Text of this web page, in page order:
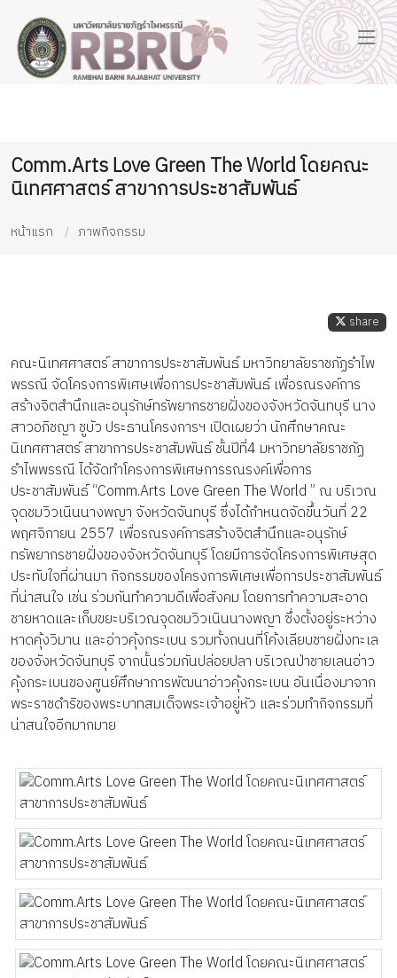
Comm.Arts Love Green The World โดยคณะ
นิเทศศาสตร์ สาขาการประชาสัมพันธ์
หน้าแรก ภาพกิจกรรม
share
คณะนิเทศศาสตร์ สาขาการประชาสัมพันธ์ มหาวิทยาลัยราชภัฏรำไพ
พรรณี จัดโครงการพิเศษเพื่อการประชาสัมพันธ์ เพื่อรณรงค์การ
สร้างจิตสำนึกและอนุรักษ์ทรัพยากรชายฝั่งของจังหวัดจันทบุรี นาง
สาวอภิชญา ชูบัว ประธานโครงการฯ เปิดเผยว่า นักศึกษาคณะ
นิเทศศาสตร์ สาขาการประชาสัมพันธ์ ชั้นปีที่4 มหาวิทยาลัยราชภัฏ
รำไพพรรณี ได้จัดทำโครงการพิเศษการรณรงค์เพื่อการ
ประชาสัมพันธ์ “Comm.Arts Love Green The World ” ณ บริเวณ
จุดชมวิวเนินนางพญา จังหวัดจันทบุรี ซึ่งได้กำหนดจัดขึ้นวันที่ 22
พฤศจิกายน 2557 เพื่อรณรงค์การสร้างจิตสำนึกและอนุรักษ์
ทรัพยากรชายฝั่งของจังหวัดจันทบุรี โดยมีการจัดโครงการพิเศษสุด
ประทับใจที่ผ่านมา กิจกรรมของโครงการพิเศษเพื่อการประชาสัมพันธ์
ที่น่าสนใจ เช่น ร่วมกันทำความดีเพื่อสังคม โดยการทำความสะอาด
ชายหาดและเก็บขยะบริเวณจุดชมวิวเนินนางพญา ซึ่งตั้งอยู่ระหว่าง
หาดคุ้งวิมาน และอ่าวคุ้งกระเบน รวมทั้งถนนที่โค้งเลียบชายฝั่งทะเล
ของจังหวัดจันทบุรี จากนั้นร่วมกันปล่อยปลา บริเวณป่าชายเลนอ่าว
คุ้งกระเบนของศูนย์ศึกษาการพัฒนาอ่าวคุ้งกระเบน อันเนื่องมาจาก
พระราชดำริของพระบาทสมเด็จพระเจ้าอยู่หัว และร่วมทำกิจกรรมที่
น่าสนใจอีกมากมาย